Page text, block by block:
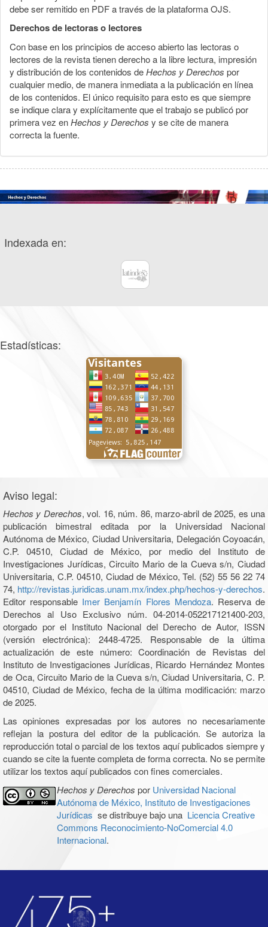
debe ser remitido en PDF a través de la plataforma OJS.
Derechos de lectoras o lectores
Con base en los principios de acceso abierto las lectoras o
lectores de la revista tienen derecho a la libre lectura, impresión
y distribución de los contenidos deHechos y Derechos por
cualquier medio, de manera inmediata a la publicación en línea
de los contenidos. El único requisito para esto es que siempre
se indique clara y explícitamente que el trabajo se publicó por
primera vez enHechos y Derechos y se cite de manera
correcta la fuente.
Indexada en:
Estadísticas:
Aviso legal:
Hechos y Derechos, vol. 16, núm. 86, marzo-abril de 2025, es una
publicación bimestral editada por la Universidad Nacional
Autónoma de México, Ciudad Universitaria, Delegación Coyoacán,
C.P. 04510, Ciudad de México, por medio del Instituto de
Investigaciones Jurídicas, Circuito Mario de la Cueva s/n, Ciudad
Universitaria, C.P. 04510, Ciudad de México, Tel. (52) 55 56 22 74
74, http://revistas.juridicas.unam.mx/index.php/hechos-y-derechos.
Editor responsable Imer Benjamín Flores Mendoza. Reserva de
Derechos al Uso Exclusivo núm. 04-2014-052217121400-203,
otorgado por el Instituto Nacional del Derecho de Autor, ISSN
(versión electrónica): 2448-4725. Responsable de la última
actualización de este número: Coordinación de Revistas del
Instituto de Investigaciones Jurídicas, Ricardo Hernández Montes
de Oca, Circuito Mario de la Cueva s/n, Ciudad Universitaria, C. P.
04510, Ciudad de México, fecha de la última modificación: marzo
de 2025.
Las opiniones expresadas por los autores no necesariamente
reflejan la postura del editor de la publicación. Se autoriza la
reproducción total o parcial de los textos aquí publicados siempre y
cuando se cite la fuente completa de forma correcta. No se permite
utilizar los textos aquí publicados con fines comerciales.
Hechos y Derechos por Universidad Nacional
Autónoma de México, Instituto de Investigaciones
Jurídicas se distribuye bajo una Licencia Creative
Commons Reconocimiento-NoComercial 4.0
Internacional.